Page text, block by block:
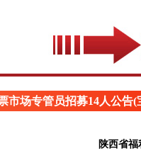
市场专管员招募14人公告(
陕西省